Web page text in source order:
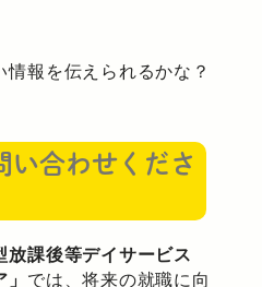
報を伝えられるかな？
い合わせくださ
放課後等デイサービス
では、将来の就職に向